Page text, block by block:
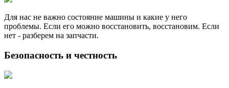
Для нас не важно состояние машины и какие у него
проблемы. Если его можно восстановить, восстановим. Если
нет - разберем на запчасти.
Безопасность и честность